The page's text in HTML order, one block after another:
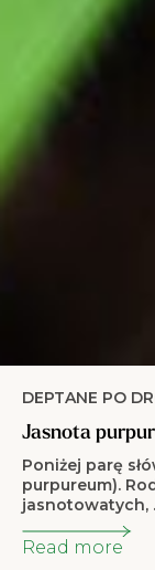
DEPTANE PO
Jasnota
Poniżej parę
purpureum).
jasnotowatych,
Read more